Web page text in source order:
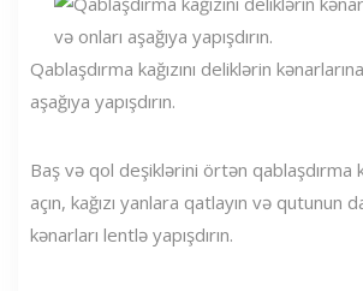
Qablaşdırma kağızını deliklərin
aşağıya yapışdırın.
Baş və qol deşiklərini örtən qablaşdırma
açın, kağızı yanlara qatlayın və qutunun
kənarları lentlə yapışdırın.